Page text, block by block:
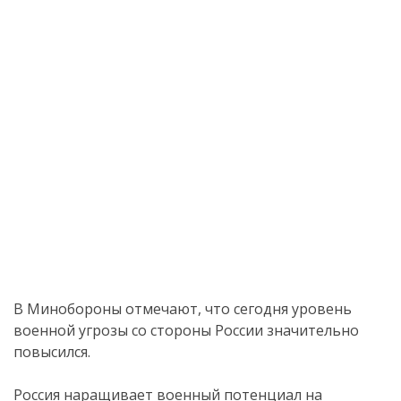
В Минобороны отмечают, что сегодня уровень
военной угрозы со стороны России значительно
повысился.
Россия наращивает военный потенциал на